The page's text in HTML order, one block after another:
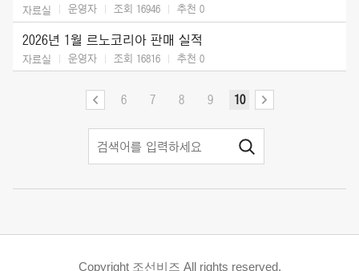
자료실 운영자 조회 16946 추천 0
2026년 1월 르노코리아 판매 실적
자료실 운영자 조회 16816 추천 0
6 7 8 9 10
Copyright 조선비즈 All rights reserved.